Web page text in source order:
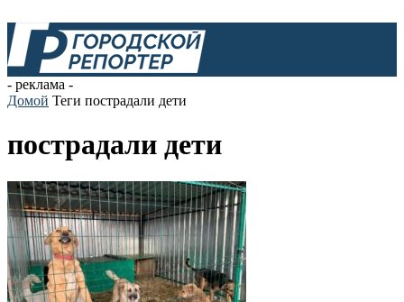
- реклама -
Домой Теги пострадали дети
пострадали дети